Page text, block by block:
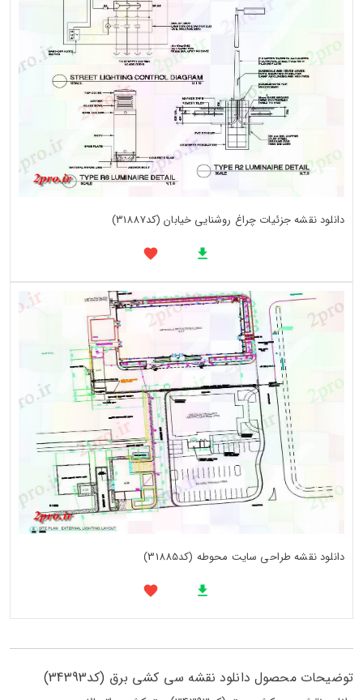
دانلود نقشه جزئیات چراغ روشنایی خیابان (کد31887)
دانلود نقشه طراحی سایت محوطه (کد31885)
توضیحات محصول دانلود نقشه سی کشی برق (کد34393)